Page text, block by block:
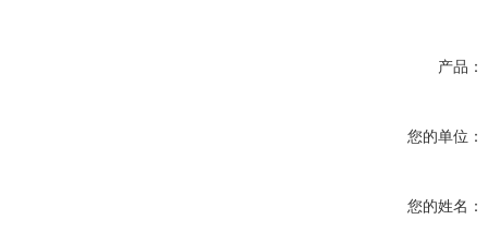
产品：
您的单位：
您的姓名：